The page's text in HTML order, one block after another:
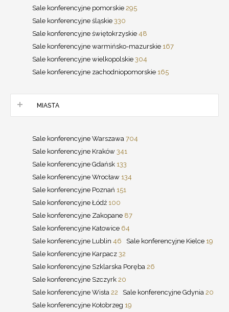
Sale konferencyjne pomorskie 295
Sale konferencyjne śląskie 330
Sale konferencyjne świętokrzyskie 48
Sale konferencyjne warmińsko-mazurskie 167
Sale konferencyjne wielkopolskie 304
Sale konferencyjne zachodniopomorskie 165
MIASTA
Sale konferencyjne Warszawa 704
Sale konferencyjne Kraków 341
Sale konferencyjne Gdańsk 133
Sale konferencyjne Wrocław 134
Sale konferencyjne Poznań 151
Sale konferencyjne Łódź 100
Sale konferencyjne Zakopane 87
Sale konferencyjne Katowice 64
Sale konferencyjne Lublin 46 Sale konferencyjne Kielce 19
Sale konferencyjne Karpacz 32
Sale konferencyjne Szklarska Poręba 26
Sale konferencyjne Szczyrk 20
Sale konferencyjne Wisła 22 Sale konferencyjne Gdynia 20
Sale konferencyjne Kołobrzeg 19